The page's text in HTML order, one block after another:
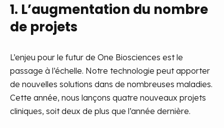
1. L’augmentation du nombre
de projets
L’enjeu pour le futur de One Biosciences est le
passage à l’échelle. Notre technologie peut apporter
de nouvelles solutions dans de nombreuses maladies.
Cette année, nous lançons quatre nouveaux projets
cliniques, soit deux de plus que l’année dernière.